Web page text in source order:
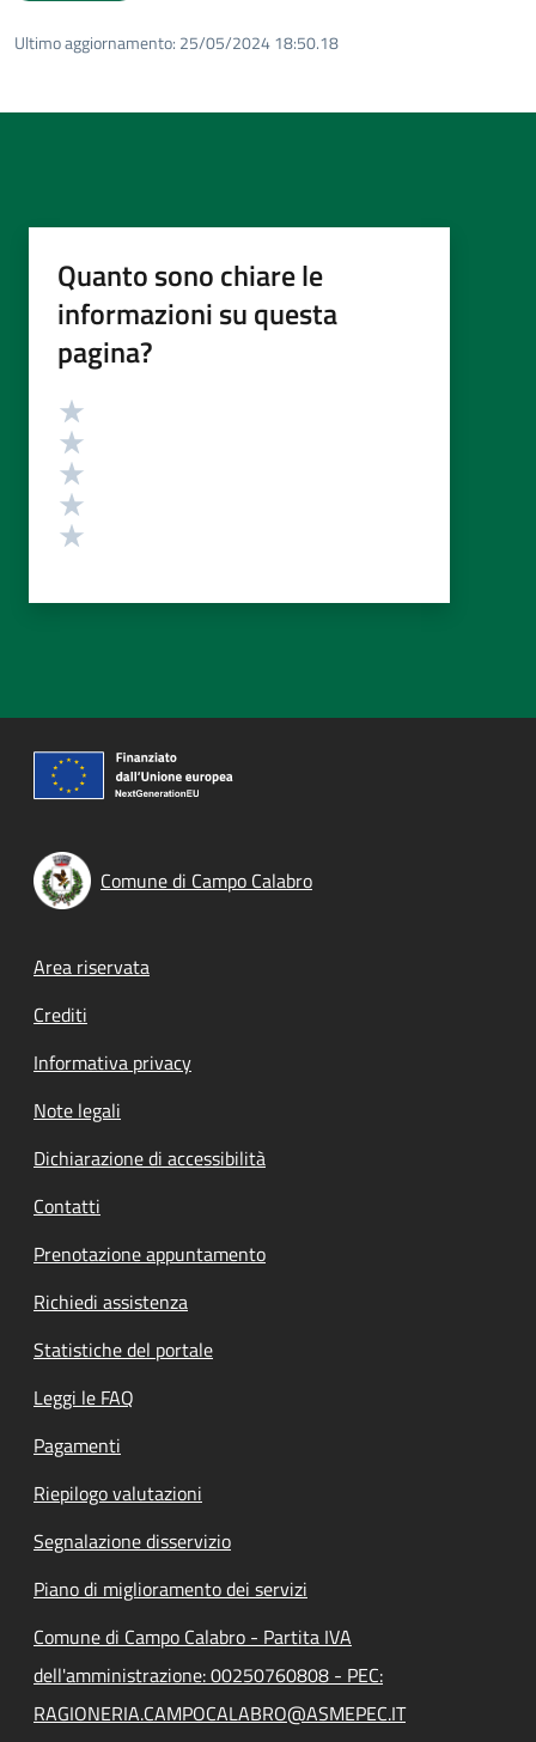
Ultimo aggiornamento: 25/05/2024 18:50.18
Quanto sono chiare le
informazioni su questa
pagina?
Valutazione
Comune di Campo Calabro
Footer menu
Area riservata
Crediti
Informativa privacy
Note legali
Dichiarazione di accessibilità
Contatti
Prenotazione appuntamento
Richiedi assistenza
Statistiche del portale
Leggi le FAQ
Pagamenti
Riepilogo valutazioni
Segnalazione disservizio
Piano di miglioramento dei servizi
Comune di Campo Calabro - Partita IVA
dell'amministrazione: 00250760808 - PEC:
RAGIONERIA.CAMPOCALABRO@ASMEPEC.IT